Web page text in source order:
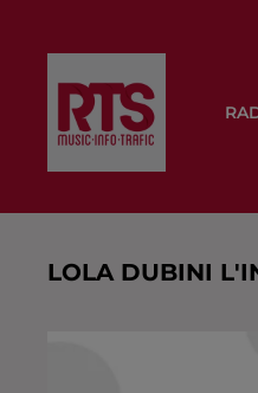
LOLA DUBINI